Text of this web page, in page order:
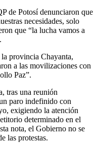
de Potosí denunciaron que
necesidades, solo
que “la lucha vamos a
provincia Chayanta,
a las movilizaciones con
Paz”.
tras una reunión
paro indefinido con
exigiendo la atención
determinado en el
nota, el Gobierno no se
las protestas.